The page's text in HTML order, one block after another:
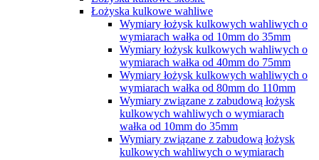
Łożyska kulkowe wahliwe
Wymiary łożysk kulkowych wahliwych o
wymiarach wałka od 10mm do 35mm
Wymiary łożysk kulkowych wahliwych o
wymiarach wałka od 40mm do 75mm
Wymiary łożysk kulkowych wahliwych o
wymiarach wałka od 80mm do 110mm
Wymiary związane z zabudową łożysk
kulkowych wahliwych o wymiarach
wałka od 10mm do 35mm
Wymiary związane z zabudową łożysk
kulkowych wahliwych o wymiarach